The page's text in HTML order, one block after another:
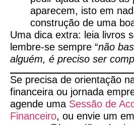
aparecem, isto em
construção de uma
Uma dica extra: leia livros
lembre-se sempre “não
alguém, é preciso ser
Se precisa de orientação
financeira ou jornada
agende uma Sessão de
Financeiro, ou envie um